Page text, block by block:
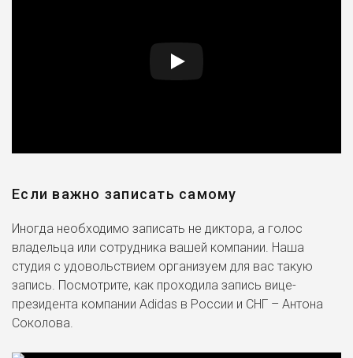
Если важно записать самому
Иногда необходимо записать не диктора, а голос
владельца или сотрудника вашей компании. Наша
студия с удовольствием организуем для вас такую
запись. Посмотрите, как проходила запись вице-
президента компании Adidas в России и СНГ – Антона
Соколова.